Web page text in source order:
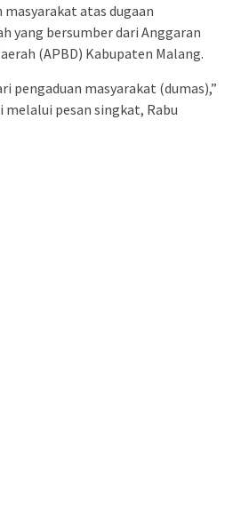
masyarakat atas dugaan
yang bersumber dari Anggaran
(APBD) Kabupaten Malang.
pengaduan masyarakat (dumas),”
pesan singkat, Rabu